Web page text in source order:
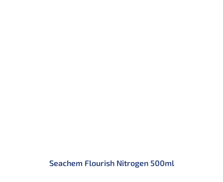
Seachem Flourish Nitrogen 500ml